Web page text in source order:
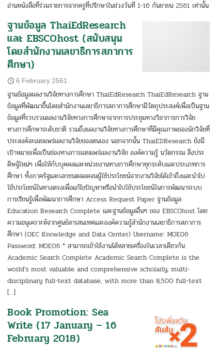
อ่านหนังสือที่ร่วมรายการจากครูที่ปรึกษาในช่วงวันที่ 1-16 กันยายน 2561 เท่านั้น
ฐานข้อมูล ThaiEdResearch
และ EBSCOhost (สนับสนุน
โดยสำนักงานเลขาธิการสภาการ
ศึกษา)
6 February 2561
ฐานข้อมูลผลงานวิจัยทางการศึกษา ThaiEdResearch ThaiEdResearch ฐาน
ข้อมูลที่พัฒนาขึ้นโดยสำนักงานเลขาธิการสภาการศึกษามีวัตถุประสงค์เพื่อเป็นฐาน
ข้อมูลที่รวบรวมผลงานวิจัยทางการศึกษาจากการประชุมทางวิชาการการวิจัย
ทางการศึกษาระดับชาติ รวมถึงผลงานวิจัยทางการศึกษาที่มีคุณภาพของนักวิจัยที่
ประสงค์จะเผยแพร่ผลงานวิจัยของตนเอง นอกจากนั้น ThaiEDResearch ยังมี
เป้าหมายเพื่อเป็นช่องทางการเผยแพร่ผลงานวิจัย องค์ความรู้ นวัตกรรม สิ่งประ
ดิษฐ์ใหม่ๆ เพื่อให้กับบุคคลและหน่วยงานทางการศึกษาทุกระดับและประเภทการ
ศึกษา ทั้งภาครัฐและเอกชนตลอดจนผู้ใช้ประโยชน์จากงานวิจัยได้เข้าถึงและนำไป
ใช้ประโยชน์ในทางตรงเพื่อแก้ไขปัญหาหรือนำไปใช้ประโยชน์ในการพัฒนาระบบ
การเรียนรู้เพื่อพัฒนาการศึกษา Access Request Paper ฐานข้อมูล
Education Research Complete และฐานข้อมูลอื่นๆ ของ EBSCOhost โดย
ความอนุเคราะห์จากศูนย์สารสนเทศและองค์ความรู้สำนักงานเลขาธิการสภาการ
ศึกษา (OEC Knowledge and Data Center) Username: MOE06
Password: MOE06 * สามารถเข้าใช้งานได้หลายเครื่องในเวลาเดียวกัน
Academic Search Complete Academic Search Complete is the
world’s most valuable and comprehensive scholarly, multi-
disciplinary full-text database, with more than 8,500 full-text
[…]
Book Promotion: Sea
Write (17 January – 16
February 2018)